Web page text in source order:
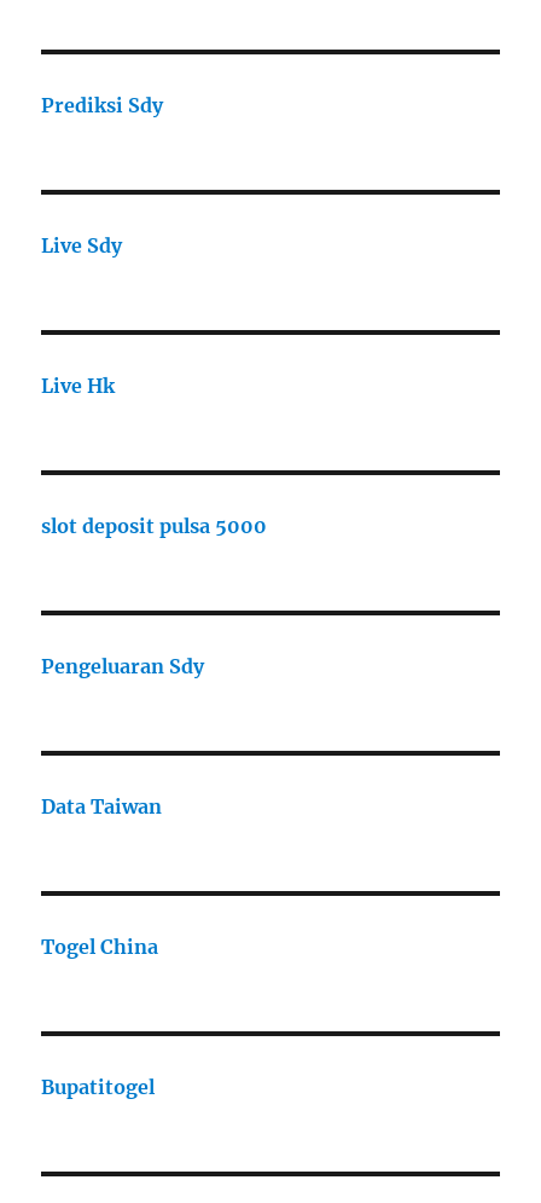
Prediksi Sdy
Live Sdy
Live Hk
slot deposit pulsa 5000
Pengeluaran Sdy
Data Taiwan
Togel China
Bupatitogel